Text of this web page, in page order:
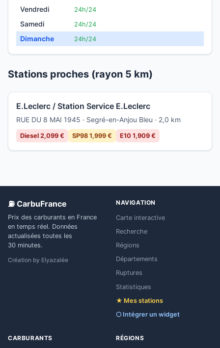
Vendredi 24h/24
Samedi 24h/24
Dimanche 24h/24
Stations proches (rayon 5 km)
E.Leclerc / Station Service E.Leclerc
RUE DU 8 MAI 1945 · Segré-en-Anjou Bleu · 2,0 km
Diesel 2,099 € SP98 1,999 € E10 1,909 €
⛽ CarbuFrance
Prix des carburants en France
en temps réel. Données
actualisées toutes les
30 minutes.
Création by Elyazalée
NAVIGATION
Carte interactive
Recherche
Régions
Départements
Ruptures
Statistiques
★ Mes stations
⬡ Intégrer un widget
CARBURANTS RÉGIONS